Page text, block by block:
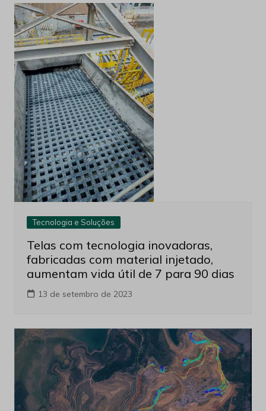
Tecnologia e Soluções
Telas com tecnologia inovadoras,
fabricadas com material injetado,
aumentam vida útil de 7 para 90 dias
13 de setembro de 2023